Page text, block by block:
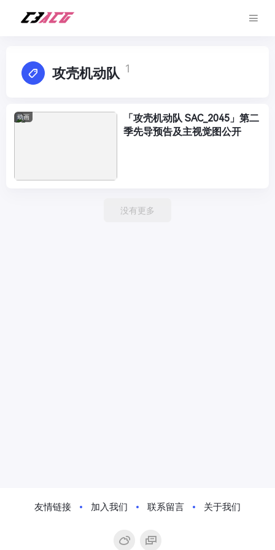
攻壳机动队 1
动画
「攻壳机动队 SAC_2045」第二
季先导预告及主视觉图公开
没有更多
友情链接 加入我们 联系留言 关于我们